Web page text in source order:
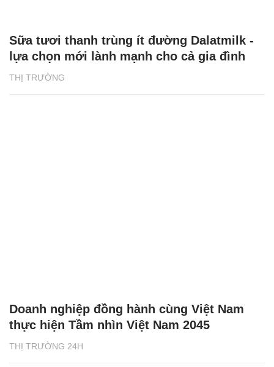
THỊ TRƯỜNG
Sữa tươi thanh trùng ít đường Dalatmilk -
lựa chọn mới lành mạnh cho cả gia đình
THỊ TRƯỜNG 24H
Doanh nghiệp đồng hành cùng Việt Nam
thực hiện Tầm nhìn Việt Nam 2045